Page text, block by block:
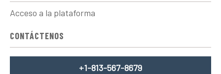
Acceso a la plataforma
CONTÁCTENOS
+1-813-567-8679